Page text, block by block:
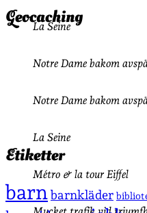
Geocaching
Etiketter
barnbarnkläder
La Seine
Notre Dame bakom
Notre Dame bakom
La Seine
Métro & la tour Eiffel